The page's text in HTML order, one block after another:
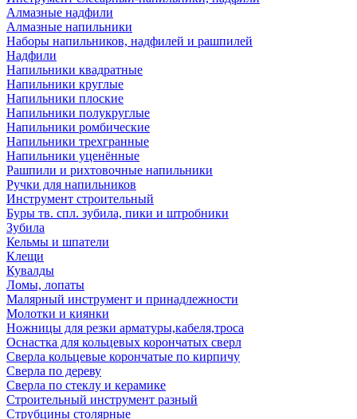
Алмазные надфили
Алмазные напильники
Наборы напильников, надфилей и рашпилей
Надфили
Напильники квадратные
Напильники круглые
Напильники плоские
Напильники полукруглые
Напильники ромбические
Напильники трехгранные
Напильники уценённые
Рашпили и рихтовочные напильники
Ручки для напильников
Инструмент строительный
Буры тв. спл. зубила, пики и штробники
Зубила
Кельмы и шпатели
Клещи
Кувалды
Ломы, лопаты
Малярный инструмент и принадлежности
Молотки и киянки
Ножницы для резки арматуры,кабеля,троса
Оснастка для кольцевых корончатых сверл
Сверла кольцевые корончатые по кирпичу
Сверла по дереву
Сверла по стеклу и керамике
Строительный инструмент разный
Струбцины столярные